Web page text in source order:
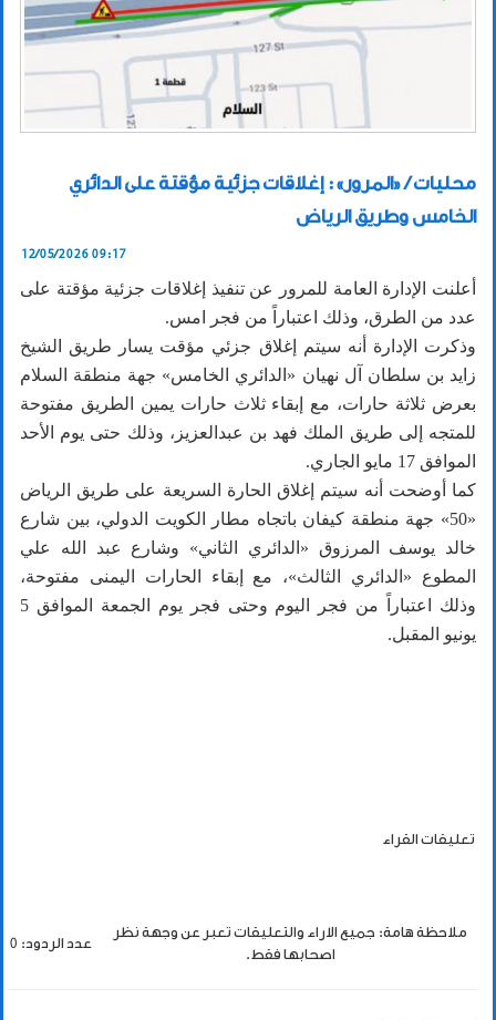
محليات / «المرور»: إغلاقات جزئية مؤقتة على الدائري
الخامس وطريق الرياض
12/05/2026 09:17
أعلنت الإدارة العامة للمرور عن تنفيذ إغلاقات جزئية مؤقتة على
عدد من الطرق، وذلك اعتباراً من فجر امس.
وذكرت الإدارة أنه سيتم إغلاق جزئي مؤقت يسار طريق الشيخ
زايد بن سلطان آل نهيان «الدائري الخامس» جهة منطقة السلام
بعرض ثلاثة حارات، مع إبقاء ثلاث حارات يمين الطريق مفتوحة
للمتجه إلى طريق الملك فهد بن عبدالعزيز، وذلك حتى يوم الأحد
الموافق 17 مايو الجاري.
كما أوضحت أنه سيتم إغلاق الحارة السريعة على طريق الرياض
«50» جهة منطقة كيفان باتجاه مطار الكويت الدولي، بين شارع
خالد يوسف المرزوق «الدائري الثاني» وشارع عبد الله علي
المطوع «الدائري الثالث»، مع إبقاء الحارات اليمنى مفتوحة،
وذلك اعتباراً من فجر اليوم وحتى فجر يوم الجمعة الموافق 5
يونيو المقبل.
تعليقات القراء
ملاحظة هامة: جميع الاراء والتعليقات تعبر عن وجهة نظر
اصحابها فقط.
عدد الردود: 0